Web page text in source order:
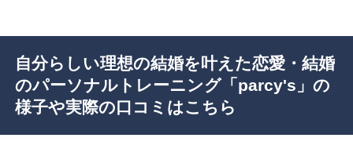
自分らしい理想の結婚を叶えた恋愛・結婚
のパーソナルトレーニング「parcy's」の
様子や実際の口コミはこちら